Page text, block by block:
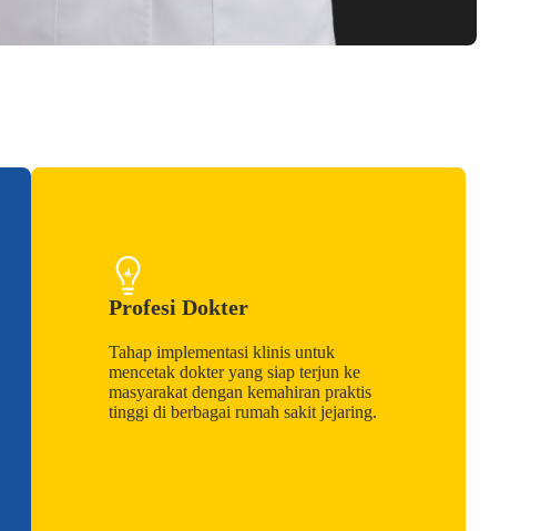
Profesi Dokter
Tahap implementasi klinis untuk
mencetak dokter yang siap terjun ke
masyarakat dengan kemahiran praktis
tinggi di berbagai rumah sakit jejaring.